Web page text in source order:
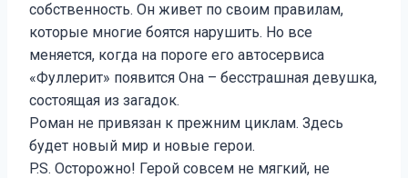
собственность. Он живет по своим правилам,
которые многие боятся нарушить. Но все
меняется, когда на пороге его автосервиса
«Фуллерит» появится Она – бесстрашная девушка,
состоящая из загадок.
Роман не привязан к прежним циклам. Здесь
будет новый мир и новые герои.
P.S. Осторожно! Герой совсем не мягкий, не